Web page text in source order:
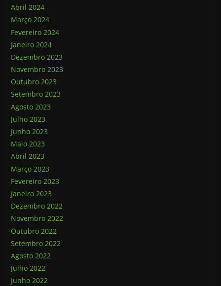
Abril 2024
Março 2024
Fevereiro 2024
Janeiro 2024
Dezembro 2023
Novembro 2023
Outubro 2023
Setembro 2023
Agosto 2023
Julho 2023
Junho 2023
Maio 2023
Abril 2023
Março 2023
Fevereiro 2023
Janeiro 2023
Dezembro 2022
Novembro 2022
Outubro 2022
Setembro 2022
Agosto 2022
Julho 2022
Junho 2022